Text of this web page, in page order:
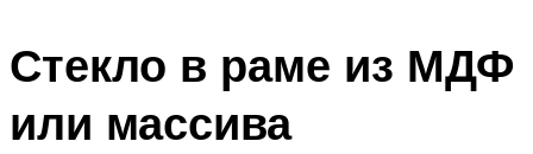
Стекло в раме из МДФ
или массива